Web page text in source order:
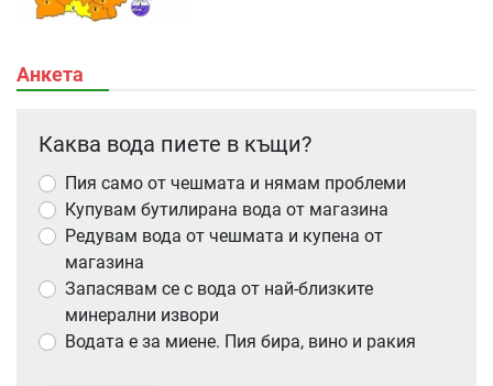
Анкета
Каква вода пиете в къщи?
Пия само от чешмата и нямам проблеми
Купувам бутилирана вода от магазина
Редувам вода от чешмата и купена от
магазина
Запасявам се с вода от най-близките
минерални извори
Водата е за миене. Пия бира, вино и ракия